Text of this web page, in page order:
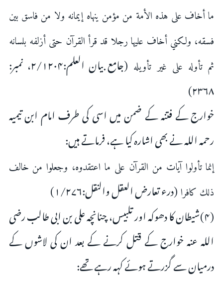
ما أخاف على هذه الأمة من مؤمن ينهاه إيمانه ولا من فاسق بين
فسقه، ولكني أخاف عليها رجلا قد قرأ القرآن حتى أزلفه بلسانه
‌ثم ‌تأوله على غير تأويله
(جامع بیان العلم:۲/۱۲۰۴، نمبر:
۲۳۶۸)
خوارج کے فتنہ کے ضمن میں اسی کی طرف امام ابن تیمیہ
رحمہ اللہ نے بھی اشارہ کیا ہے، فرماتے ہیں:
إنما تأولوا آيات من القرآن على ما اعتقدوه، ‌وجعلوا ‌من ‌خالف
ذلك كافرا (درء تعارض العقل والنقل:۱/۲۷۶)
(۴)شیطان کا دھوکہ اور تلبیس، چنانچہ علی بن ابی طالب رضی
اللہ عنہ خوارج کے قتل کرنے کے بعد ان کی لاشوں کے
درمیان سے گزرتے ہوئے کہہ رہے تھے: